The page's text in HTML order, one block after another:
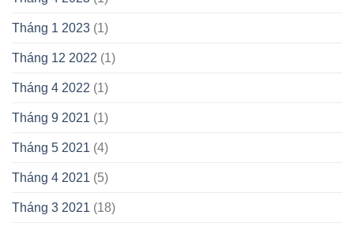
Tháng 1 2023 (1)
Tháng 12 2022 (1)
Tháng 4 2022 (1)
Tháng 9 2021 (1)
Tháng 5 2021 (4)
Tháng 4 2021 (5)
Tháng 3 2021 (18)